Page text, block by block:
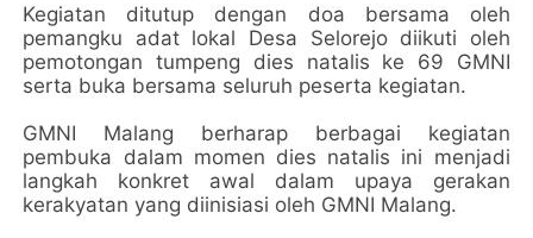
Kegiatan ditutup dengan doa bersama oleh
pemangku adat lokal Desa Selorejo diikuti oleh
pemotongan tumpeng dies natalis ke 69 GMNI
serta buka bersama seluruh peserta kegiatan.
GMNI Malang berharap berbagai kegiatan
pembuka dalam momen dies natalis ini menjadi
langkah konkret awal dalam upaya gerakan
kerakyatan yang diinisiasi oleh GMNI Malang.